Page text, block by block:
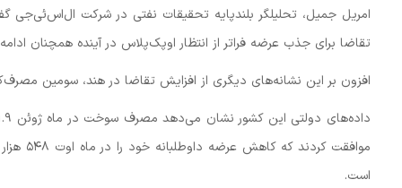
امریل جمیل، تحلیلگر بلندپایه تحقیقات نفتی در شرکت
تقاضا برای جذب عرضه فراتر از انتظار اوپک‌پلاس در آینده همچنان
افزون بر این نشانه‌های دیگری از افزایش تقاضا در هند، سومین
است.